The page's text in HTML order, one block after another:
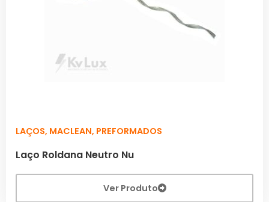
LAÇOS, MACLEAN, PREFORMADOS
Laço Roldana Neutro Nu
Ver Produto